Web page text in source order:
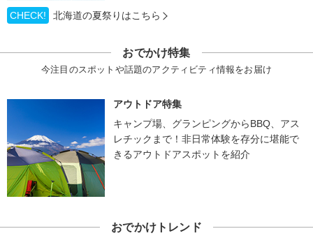
CHECK! 北海道の夏祭りはこちら
おでかけ特集
今注目のスポットや話題のアクティビティ情報をお届け
アウトドア特集
キャンプ場、グランピングからBBQ、アス
レチックまで！非日常体験を存分に堪能で
きるアウトドアスポットを紹介
おでかけトレンド